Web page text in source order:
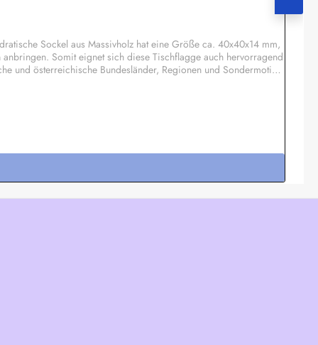
Sockel aus Massivholz hat eine Größe ca. 40x40x14 mm,
Somit eignet sich diese Tischflagge auch hervorragend
und österreichische Bundesländer, Regionen und Sondermotive